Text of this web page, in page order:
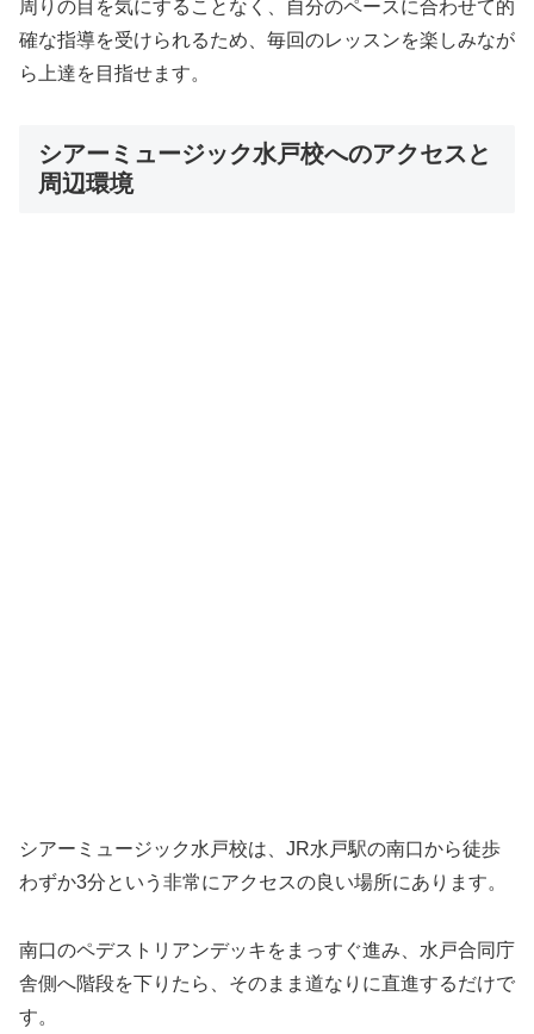
周りの目を気にすることなく、自分のペースに合わせて的
確な指導を受けられるため、毎回のレッスンを楽しみなが
ら上達を目指せます。
シアーミュージック水戸校へのアクセスと
周辺環境
シアーミュージック水戸校は、JR水戸駅の南口から徒歩
わずか3分という非常にアクセスの良い場所にあります。
南口のペデストリアンデッキをまっすぐ進み、水戸合同庁
舎側へ階段を下りたら、そのまま道なりに直進するだけで
す。